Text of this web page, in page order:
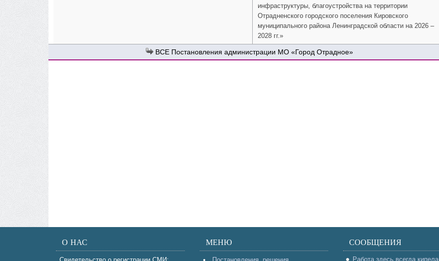
инфраструктуры, благоустройства на территории
Отрадненского городского поселения Кировского
муниципального района Ленинградской области на 2026 –
2028 гг.»
Постановления администрации МО «Город Отрадное»
О НАС МЕНЮ СООБЩЕНИЯ
Работа здесь всегда кипела